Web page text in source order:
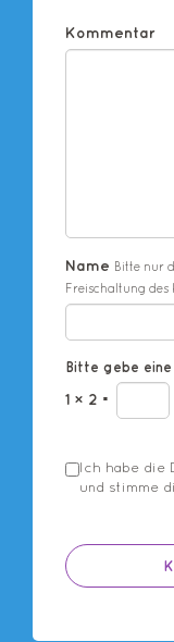
Kommentar
Name Bitte nur
Freischaltung
Bitte gebe
1 × 2 =
Ich habe die
und stimme